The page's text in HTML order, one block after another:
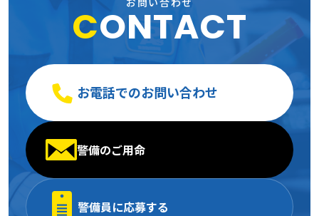
2005年1月
CONTACT
お電話でのお問い合わせ
警備のご用命
警備員に応募する